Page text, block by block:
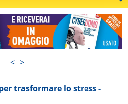
< >
trasformare lo stress -